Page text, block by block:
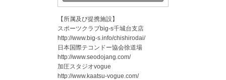
【所属及び提携施設】
スポーツクラブbig-s千城台支店
http://www.big-s.info/chishirodai/
日本国際テコンドー協会徐道場
http://www.seodojang.com/
加圧スタジオvogue
http://www.kaatsu-vogue.com/